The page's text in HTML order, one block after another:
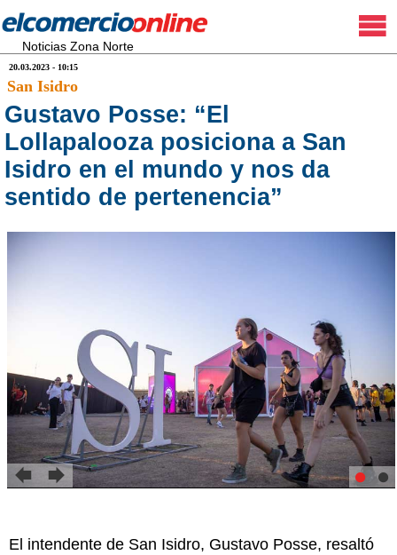
Noticias Zona Norte
20.03.2023 - 10:15
San Isidro
Gustavo Posse: “El
Lollapalooza posiciona a San
Isidro en el mundo y nos da
sentido de pertenencia”
El intendente de San Isidro, Gustavo Posse, resaltó